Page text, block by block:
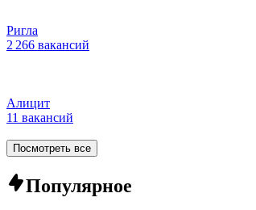
Ригла
2 266 вакансий
Алицит
11 вакансий
Посмотреть все
Популярное